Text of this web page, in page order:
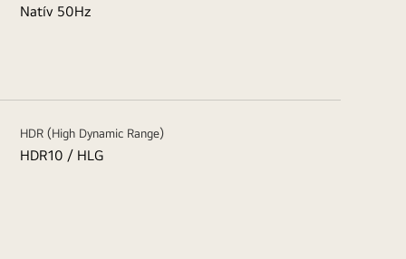
Natív 50Hz
HDR (High Dynamic Range)
HDR10 / HLG